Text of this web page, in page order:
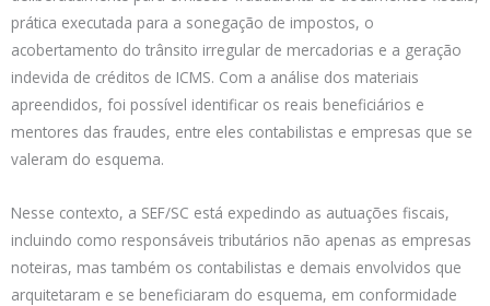
prática executada para a sonegação de impostos, o
acobertamento do trânsito irregular de mercadorias e a geração
indevida de créditos de ICMS. Com a análise dos materiais
apreendidos, foi possível identificar os reais beneficiários e
mentores das fraudes, entre eles contabilistas e empresas que se
valeram do esquema.
Nesse contexto, a SEF/SC está expedindo as autuações fiscais,
incluindo como responsáveis tributários não apenas as empresas
noteiras, mas também os contabilistas e demais envolvidos que
arquitetaram e se beneficiaram do esquema, em conformidade